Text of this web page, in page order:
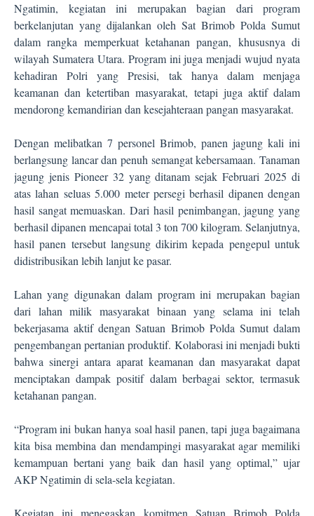
Ngatimin, kegiatan ini merupakan bagian dari program
berkelanjutan yang dijalankan oleh Sat Brimob Polda Sumut
dalam rangka memperkuat ketahanan pangan, khususnya di
wilayah Sumatera Utara. Program ini juga menjadi wujud nyata
kehadiran Polri yang Presisi, tak hanya dalam menjaga
keamanan dan ketertiban masyarakat, tetapi juga aktif dalam
mendorong kemandirian dan kesejahteraan pangan masyarakat.
Dengan melibatkan 7 personel Brimob, panen jagung kali ini
berlangsung lancar dan penuh semangat kebersamaan. Tanaman
jagung jenis Pioneer 32 yang ditanam sejak Februari 2025 di
atas lahan seluas 5.000 meter persegi berhasil dipanen dengan
hasil sangat memuaskan. Dari hasil penimbangan, jagung yang
berhasil dipanen mencapai total 3 ton 700 kilogram. Selanjutnya,
hasil panen tersebut langsung dikirim kepada pengepul untuk
didistribusikan lebih lanjut ke pasar.
Lahan yang digunakan dalam program ini merupakan bagian
dari lahan milik masyarakat binaan yang selama ini telah
bekerjasama aktif dengan Satuan Brimob Polda Sumut dalam
pengembangan pertanian produktif. Kolaborasi ini menjadi bukti
bahwa sinergi antara aparat keamanan dan masyarakat dapat
menciptakan dampak positif dalam berbagai sektor, termasuk
ketahanan pangan.
“Program ini bukan hanya soal hasil panen, tapi juga bagaimana
kita bisa membina dan mendampingi masyarakat agar memiliki
kemampuan bertani yang baik dan hasil yang optimal,” ujar
AKP Ngatimin di sela-sela kegiatan.